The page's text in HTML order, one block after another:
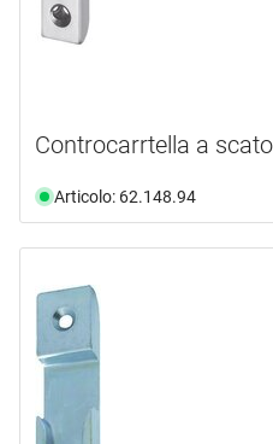
Controcarrtella a
Articolo: 62.148.94